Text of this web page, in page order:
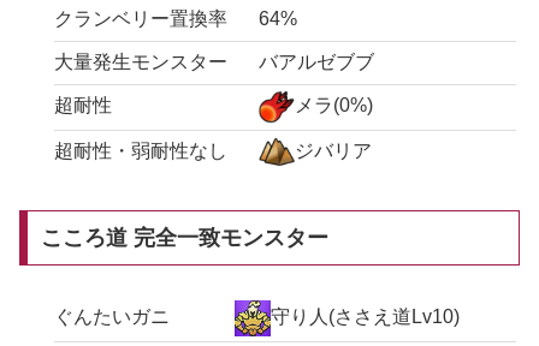
クランベリー置換率 64%
大量発生モンスター バアルゼブブ
超耐性 メラ(0%)
超耐性・弱耐性なし ジバリア
こころ道 完全一致モンスター
ぐんたいガニ 守り人(ささえ道Lv10)